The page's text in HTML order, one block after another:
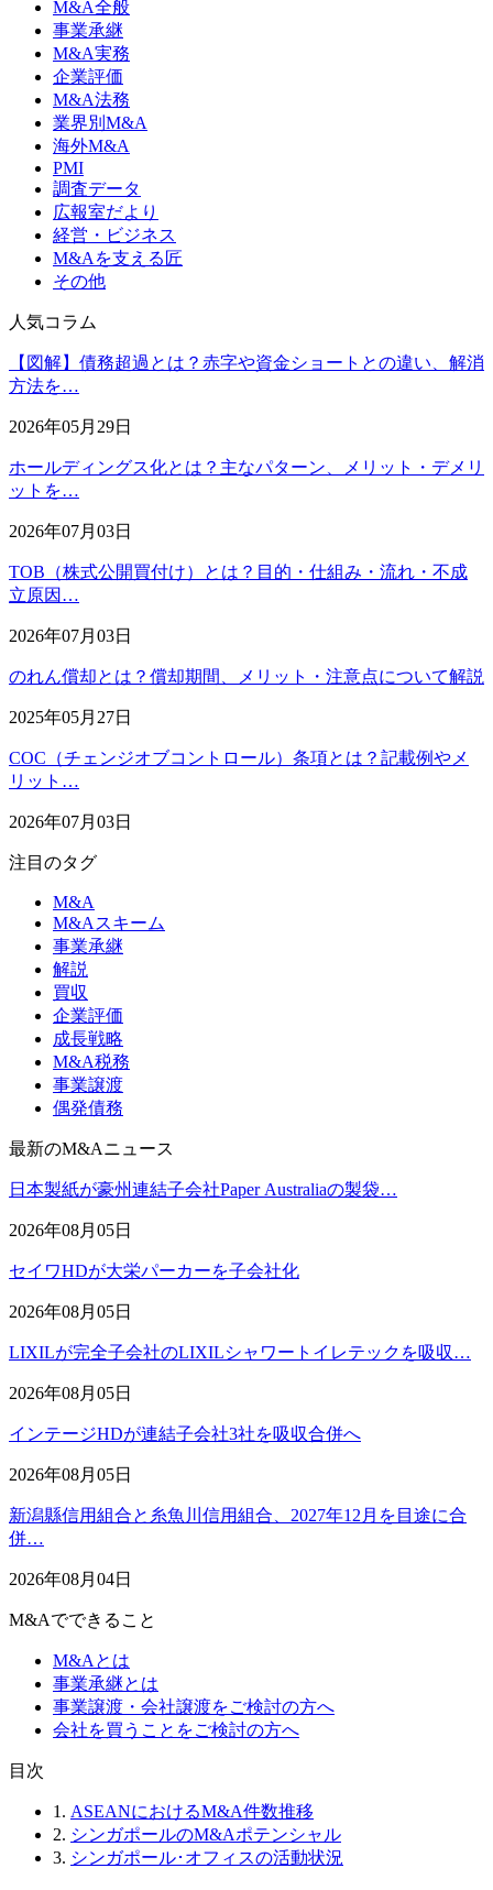
M&A全般
事業承継
M&A実務
企業評価
M&A法務
業界別M&A
海外M&A
PMI
調査データ
広報室だより
経営・ビジネス
M&Aを支える匠
その他
人気コラム
【図解】債務超過とは？赤字や資金ショートとの違い、解消
方法を…
2026年05月29日
ホールディングス化とは？主なパターン、メリット・デメリ
ットを…
2026年07月03日
TOB（株式公開買付け）とは？目的・仕組み・流れ・不成
立原因…
2026年07月03日
のれん償却とは？償却期間、メリット・注意点について解説
2025年05月27日
COC（チェンジオブコントロール）条項とは？記載例やメ
リット…
2026年07月03日
注目のタグ
M&A
M&Aスキーム
事業承継
解説
買収
企業評価
成長戦略
M&A税務
事業譲渡
偶発債務
最新のM&Aニュース
日本製紙が豪州連結子会社Paper Australiaの製袋…
2026年08月05日
セイワHDが大栄パーカーを子会社化
2026年08月05日
LIXILが完全子会社のLIXILシャワートイレテックを吸収…
2026年08月05日
インテージHDが連結子会社3社を吸収合併へ
2026年08月05日
新潟縣信用組合と糸魚川信用組合、2027年12月を目途に合
併…
2026年08月04日
M&Aでできること
M&Aとは
事業承継とは
事業譲渡・会社譲渡をご検討の方へ
会社を買うことをご検討の方へ
⽬次
1. ASEANにおけるM&A件数推移
2. シンガポールのM&Aポテンシャル
3. シンガポール･オフィスの活動状況